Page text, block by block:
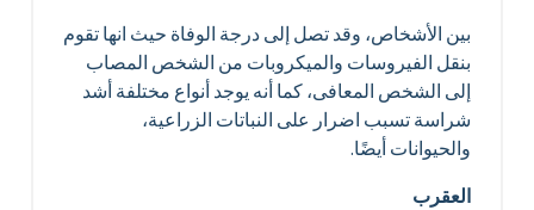
بين الأشخاص، وقد تصل إلى درجة الوفاة حيث انها تقوم
بنقل الفيروسات والميكروبات من الشخص المصاب
إلى الشخص المعافى، كما أنه يوجد أنواع مختلفة أشد
شراسة تسبب اضرار على النباتات الزراعية،
والحيوانات أيضًا.
العقرب